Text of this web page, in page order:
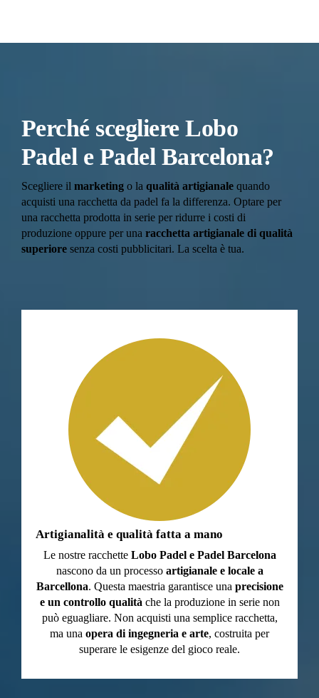
Perché scegliere Lobo
Padel e Padel Barcelona?
Scegliere il marketingo la qualità artigianalequando
acquisti una racchetta da padel fa la differenza. Optare per
una racchetta prodotta in serie per ridurre i costi di
produzione oppure per una racchetta artigianale di qualità
superioresenza costi pubblicitari. La scelta è tua.
Artigianalità e qualità fatta a mano
Le nostre racchette Lobo Padel e Padel Barcelona
nascono da un processo artigianale e locale a
Barcellona. Questa maestria garantisce una precisione
e un controllo qualità che la produzione in serie non
può eguagliare. Non acquisti una semplice racchetta,
ma una opera di ingegneria e arte, costruita per
superare le esigenze del gioco reale.